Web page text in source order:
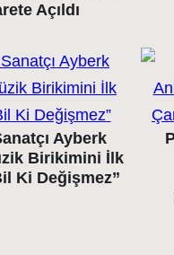
Açıldı
Ayberk
Birikimini İlk
Ki Değişmez”